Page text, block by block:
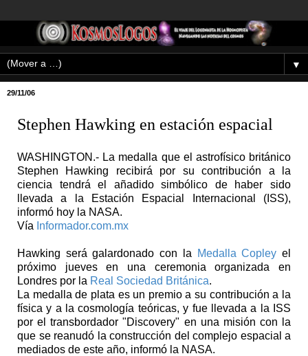
▼
29/11/06
Stephen Hawking en estación espacial
WASHINGTON.- La medalla que el astrofísico británico
Stephen Hawking recibirá por su contribución a la
ciencia tendrá el añadido simbólico de haber sido
llevada a la Estación Espacial Internacional (ISS),
informó hoy la NASA.
Vía Informador.com.mx
Hawking será galardonado con la Medalla Copleyel
próximo jueves en una ceremonia organizada en
Londres por la Real Sociedad Británica.
La medalla de plata es un premio a su contribución a la
física y a la cosmología teóricas, y fue llevada a la ISS
por el transbordador "Discovery" en una misión con la
que se reanudó la construcción del complejo espacial a
mediados de este año, informó la NASA.